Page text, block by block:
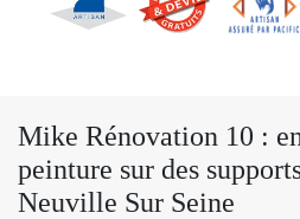
Mike Rénovation 10 :
peinture sur des
Neuville Sur Seine